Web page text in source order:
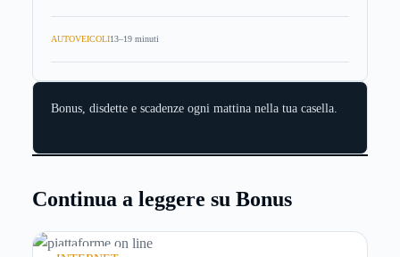
AUTOVEICOLI13–19 minuti
Bonus, disdette e scadenze ogni mattina nella tua casella.
Continua a leggere su Bonus